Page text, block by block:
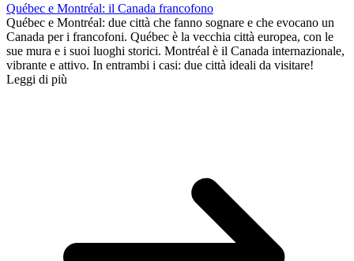
Québec e Montréal: il Canada francofono
Québec e Montréal: due città che fanno sognare e che evocano un
Canada per i francofoni. Québec è la vecchia città europea, con le
sue mura e i suoi luoghi storici. Montréal è il Canada internazionale,
vibrante e attivo. In entrambi i casi: due città ideali da visitare!
Leggi di più